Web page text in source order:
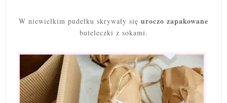
W niewielkim pudełku skrywały się uroczo zapakowane
buteleczki z sokami.